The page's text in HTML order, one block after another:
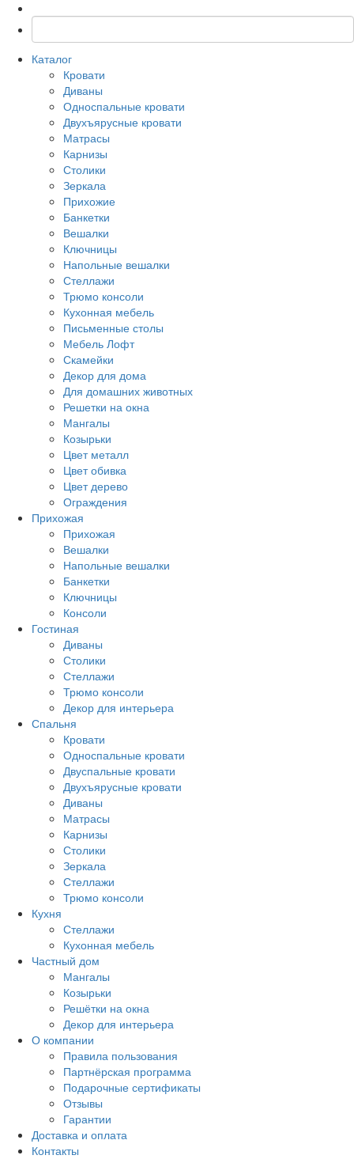
Каталог
Кровати
Диваны
Односпальные кровати
Двухъярусные кровати
Матрасы
Карнизы
Столики
Зеркала
Прихожие
Банкетки
Вешалки
Ключницы
Напольные вешалки
Стеллажи
Трюмо консоли
Кухонная мебель
Письменные столы
Мебель Лофт
Скамейки
Декор для дома
Для домашних животных
Решетки на окна
Мангалы
Козырьки
Цвет металл
Цвет обивка
Цвет дерево
Ограждения
Прихожая
Прихожая
Вешалки
Напольные вешалки
Банкетки
Ключницы
Консоли
Гостиная
Диваны
Столики
Стеллажи
Трюмо консоли
Декор для интерьера
Спальня
Кровати
Односпальные кровати
Двуспальные кровати
Двухъярусные кровати
Диваны
Матрасы
Карнизы
Столики
Зеркала
Стеллажи
Трюмо консоли
Кухня
Стеллажи
Кухонная мебель
Частный дом
Мангалы
Козырьки
Решётки на окна
Декор для интерьера
О компании
Правила пользования
Партнёрская программа
Подарочные сертификаты
Отзывы
Гарантии
Доставка и оплата
Контакты